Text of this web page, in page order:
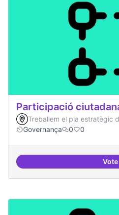
Participació
Treballem el pla estratègic
Governança
0 0
Vote